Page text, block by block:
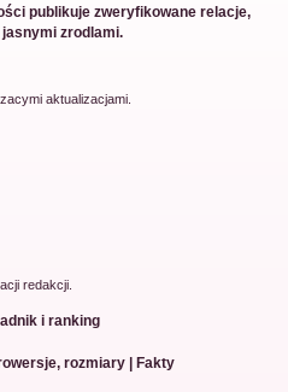
publikuje zweryfikowane relacje,
zrodlami.
aktualizacjami.
redakcji.
i ranking
rozmiary | Fakty